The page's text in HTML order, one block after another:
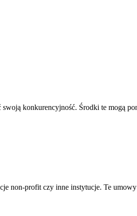
konkurencyjność. Środki te mogą
non-profit czy inne instytucje. Te